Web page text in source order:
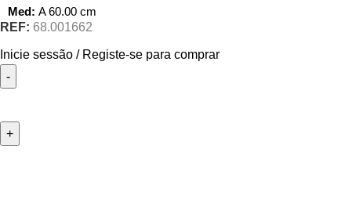
Med: A60.00 cm
REF: 68.001662
Inicie sessão / Registe-se para comprar